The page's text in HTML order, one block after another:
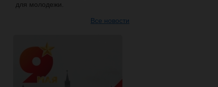
для молодежи.
Все новости